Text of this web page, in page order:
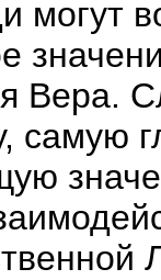
Вера.
самую